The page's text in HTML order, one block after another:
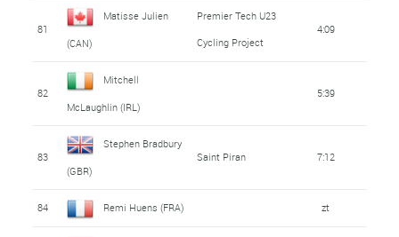
81
Matisse Julien
(CAN)
Premier Tech U23
Cycling Project
4:09
82
Mitchell
McLaughlin (IRL)
5:39
83
Stephen Bradbury
(GBR)
Saint Piran 7:12
84 Remi Huens (FRA) zt